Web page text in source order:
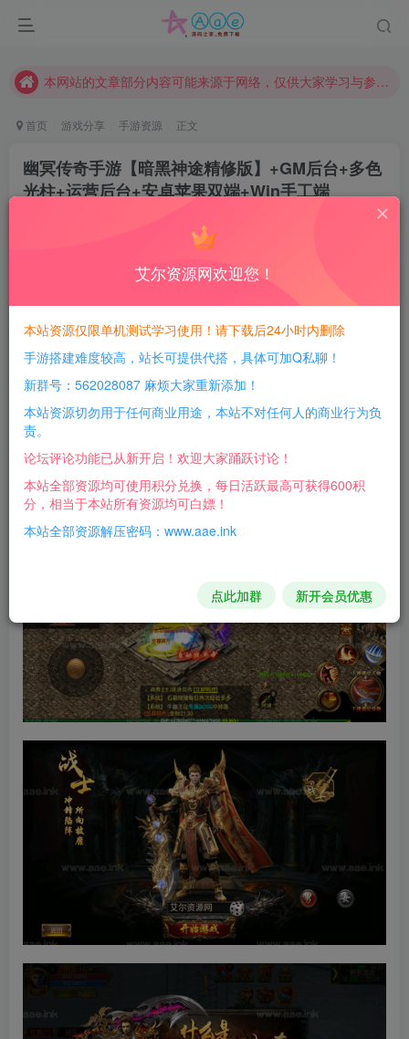
请勿相信任何评论区广告！以免上当受骗！
本站一律禁止以任何方式发布或转载任何违法的相关信息，访客发现请向站长举报
现在赞助会员享受专属折扣，详情点击此条公告。
请勿相信任何评论区广告！以免上当受骗！
首页 游戏分享 手游资源 正文
幽冥传奇手游【暗黑神途精修版】+GM后台+多色
光柱+运营后台+安卓苹果双端+Win手工端
每日活跃最高可获得600积分！所有资源可以使用
积分免费兑换！
游戏介绍：
游戏截图：
艾尔资源网欢迎您！
本站资源仅限单机测试学习使用！请下载后24小时内删除
手游搭建难度较高，站长可提供代搭，具体可加Q私聊！
新群号：562028087 麻烦大家重新添加！
本站资源切勿用于任何商业用途，本站不对任何人的商业行为负
责。
论坛评论功能已从新开启！欢迎大家踊跃讨论！
本站全部资源均可使用积分兑换，每日活跃最高可获得600积
分，相当于本站所有资源均可白嫖！
本站全部资源解压密码：www.aae.ink
点此加群 新开会员优惠